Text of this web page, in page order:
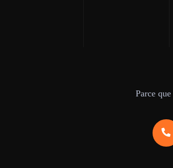
Parce